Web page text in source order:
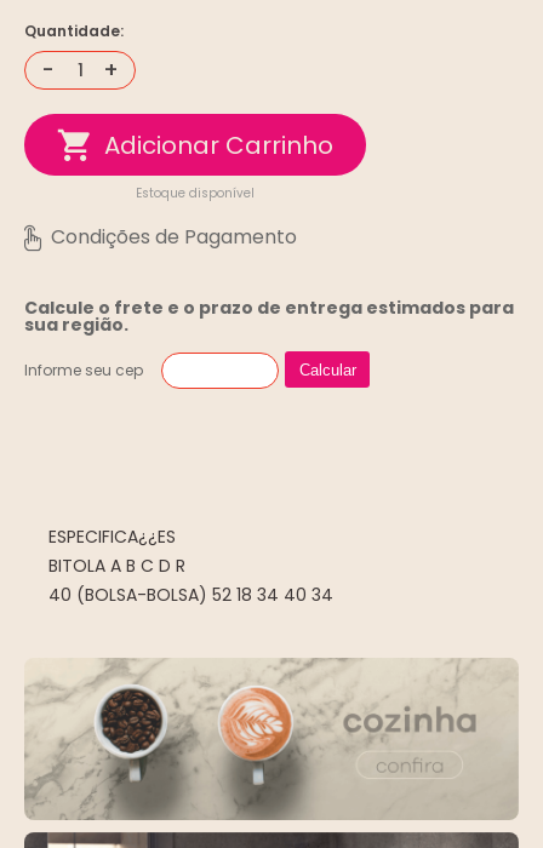
Quantidade:
- +
Estoque disponível
Calcule o frete e o prazo de entrega estimados para
sua região.
Informe seu cep Calcular
ESPECIFICA¿¿ES
BITOLA A B C D R
40 (BOLSA-BOLSA) 52 18 34 40 34